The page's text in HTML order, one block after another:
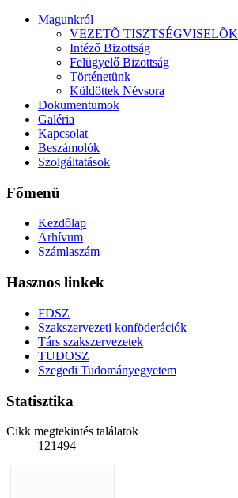
Magunkról
VEZETÕ TISZTSÉGVISELÕK
Intéző Bizottság
Felügyelő Bizottság
Történetünk
Küldöttek Névsora
Dokumentumok
Galéria
Kapcsolat
Beszámolók
Szolgáltatások
Főmenü
Kezdőlap
Arhívum
Számlaszám
Hasznos linkek
FDSZ
Szakszervezeti konföderációk
Társ szakszervezetek
TUDOSZ
Szegedi Tudományegyetem
Statisztika
Cikk megtekintés találatok
121494